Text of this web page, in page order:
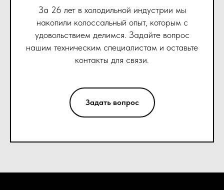
За 26 лет в холодильной индустрии мы
накопили колоссальный опыт, которым с
удовольствием делимся. Задайте вопрос
нашим техническим специалистам и оставьте
контакты для связи.
Задать вопрос